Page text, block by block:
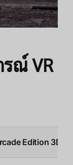
ณ์ VR
Edition 3DoF